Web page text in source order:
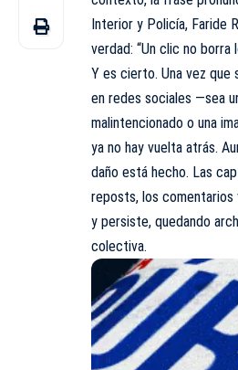
Interior y Policía, Faride
verdad: “Un clic no borra
Y es cierto. Una vez
en redes sociales —sea
malintencionado o una
ya no hay vuelta atrás.
daño está hecho. Las
reposts, los
y persiste, quedando
colectiva.